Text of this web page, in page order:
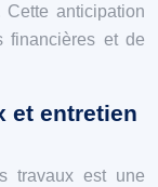
anticipation
financières et de
et entretien
travaux est une